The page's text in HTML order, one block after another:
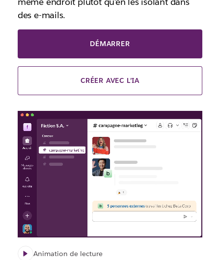
Animation de lecture
des e-mails.
DÉMARRER
CRÉER AVEC L’IA